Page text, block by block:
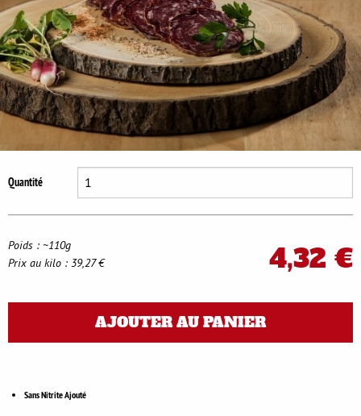
Quantité
4,32 €
Poids : ~110g
Prix au kilo : 39,27 €
AJOUTER AU PANIER
Sans Nitrite Ajouté